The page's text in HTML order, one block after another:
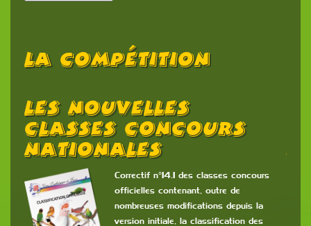
La Compétition
Les Nouvelles
Classes Concours
Nationales
Correctif n°14.1 des classes concours
officielles contenant, outre de
nombreuses modifications depuis la
version initiale, la classification des